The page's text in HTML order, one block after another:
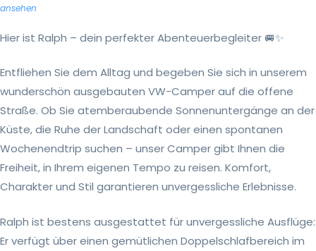
ansehen
Hier ist Ralph – dein perfekter Abenteuerbegleiter 🚐✨
Entfliehen Sie dem Alltag und begeben Sie sich in unserem
wunderschön ausgebauten VW-Camper auf die offene
Straße. Ob Sie atemberaubende Sonnenuntergänge an der
Küste, die Ruhe der Landschaft oder einen spontanen
Wochenendtrip suchen – unser Camper gibt Ihnen die
Freiheit, in Ihrem eigenen Tempo zu reisen. Komfort,
Charakter und Stil garantieren unvergessliche Erlebnisse.
Ralph ist bestens ausgestattet für unvergessliche Ausflüge:
Er verfügt über einen gemütlichen Doppelschlafbereich im